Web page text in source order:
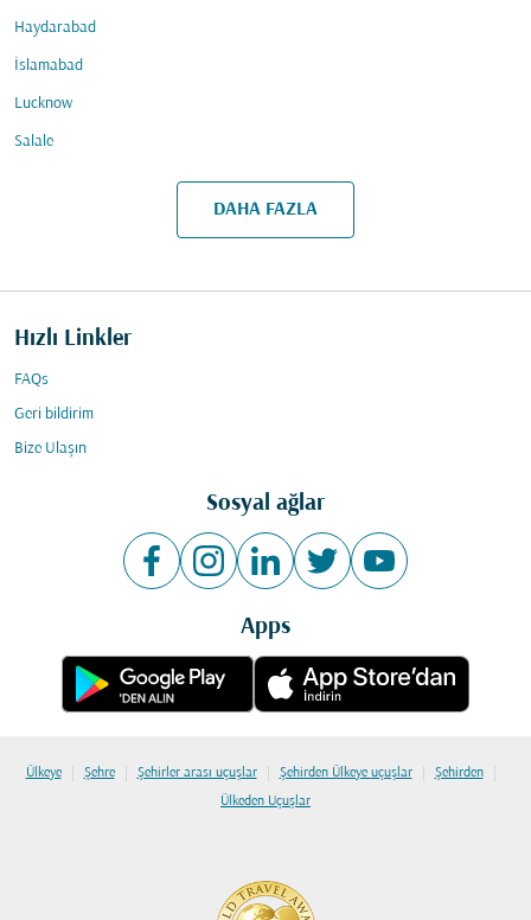
Haydarabad
İslamabad
Lucknow
Salale
DAHA FAZLA
Hızlı Linkler
FAQs
Geri bildirim
Bize Ulaşın
Sosyal ağlar
Apps
Ülkeye | Şehre | Şehirler arası uçuşlar | Şehirden Ülkeye uçuşlar | Şehirden |
Ülkeden Uçuşlar